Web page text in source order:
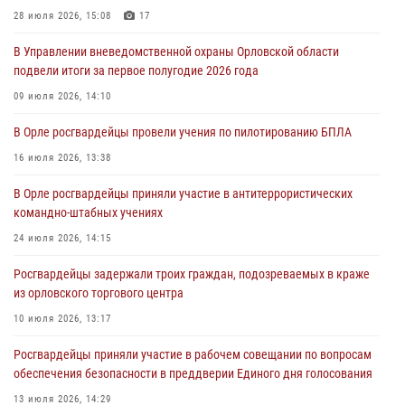
совершении противоправных действий
04 августа 2026, 14:21
04 августа 2026, 14:06
предоставлении госуслуг
03 августа 2026, 14:30
28 июля 2026, 15:08 17
В Управлении вневедомственной охраны Орловской области
подвели итоги за первое полугодие 2026 года
09 июля 2026, 14:10
В Орле росгвардейцы провели учения по пилотированию БПЛА
16 июля 2026, 13:38
В Орле росгвардейцы приняли участие в антитеррористических
командно-штабных учениях
24 июля 2026, 14:15
Росгвардейцы задержали троих граждан, подозреваемых в краже
из орловского торгового центра
10 июля 2026, 13:17
Росгвардейцы приняли участие в рабочем совещании по вопросам
обеспечения безопасности в преддверии Единого дня голосования
13 июля 2026, 14:29